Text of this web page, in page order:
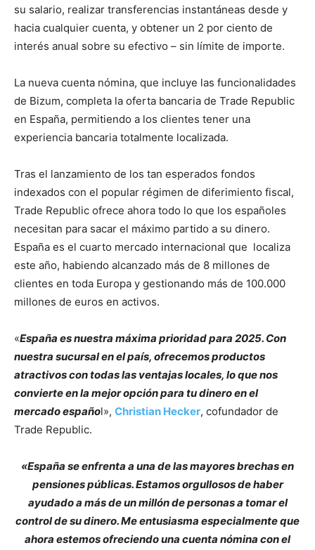
su salario, realizar transferencias instantáneas desde y
hacia cualquier cuenta, y obtener un 2 por ciento de
interés anual sobre su efectivo – sin límite de importe.
La nueva cuenta nómina, que incluye las funcionalidades
de Bizum, completa la oferta bancaria de Trade Republic
en España, permitiendo a los clientes tener una
experiencia bancaria totalmente localizada.
Tras el lanzamiento de los tan esperados fondos
indexados con el popular régimen de diferimiento fiscal,
Trade Republic ofrece ahora todo lo que los españoles
necesitan para sacar el máximo partido a su dinero.
España es el cuarto mercado internacional que localiza
este año, habiendo alcanzado más de 8 millones de
clientes en toda Europa y gestionando más de 100.000
millones de euros en activos.
«España es nuestra máxima prioridad para 2025. Con
nuestra sucursal en el país, ofrecemos productos
atractivos con todas las ventajas locales, lo que nos
convierte en la mejor opción para tu dinero en el
mercado español», Christian Hecker, cofundador de
Trade Republic.
«España se enfrenta a una de las mayores brechas en
pensiones públicas. Estamos orgullosos de haber
ayudado a más de un millón de personas a tomar el
control de su dinero. Me entusiasma especialmente que
ahora estemos ofreciendo una cuenta nómina con el